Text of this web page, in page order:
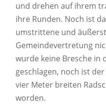
und drehen auf ihrem
ihre Runden. Noch ist
umstrittene und
Gemeindevertretung
wurde keine Bresche in
geschlagen, noch ist
vier Meter breiten
worden.